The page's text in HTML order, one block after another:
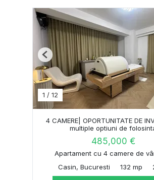
1 / 12
Previous
4 CAMERE| OPORTUNITATE DE
multiple optiuni de
485,000 €
Apartament cu 4 camere de
Casin, Bucuresti
132 mp